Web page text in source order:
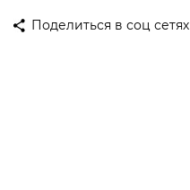
Поделиться в соц сетях